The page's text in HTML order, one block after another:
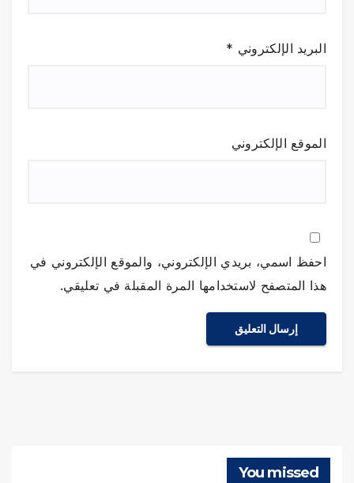
البريد الإلكتروني *
الموقع الإلكتروني
احفظ اسمي، بريدي الإلكتروني، والموقع الإلكتروني في
هذا المتصفح لاستخدامها المرة المقبلة في تعليقي.
You missed